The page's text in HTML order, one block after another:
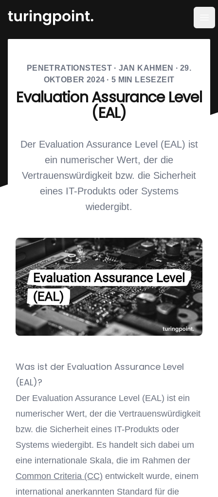
PENETRATIONSTEST · JAN KAHMEN · 29.
OKTOBER 2024 · 5 MIN LESEZEIT
Evaluation Assurance Level
(EAL)
Der Evaluation Assurance Level (EAL) ist
ein numerischer Wert, der die
Vertrauenswürdigkeit bzw. die Sicherheit
eines IT-Produkts oder Systems
wiedergibt.
Was ist der Evaluation Assurance Level
(EAL)?
Der Evaluation Assurance Level (EAL) ist ein
numerischer Wert, der die Vertrauenswürdigkeit
bzw. die Sicherheit eines IT-Produkts oder
Systems wiedergibt. Es handelt sich dabei um
eine internationale Skala, die im Rahmen der
Common Criteria (CC) entwickelt wurde, einem
international anerkannten Standard für die